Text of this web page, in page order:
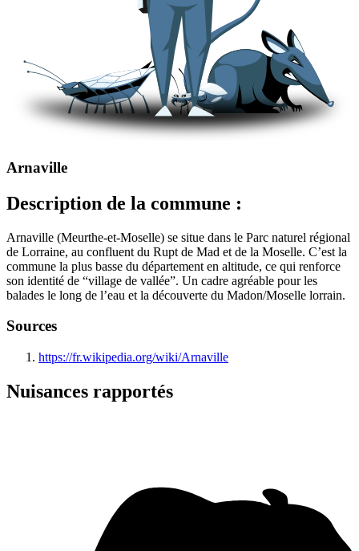
Arnaville
Description de la commune :
Arnaville (Meurthe-et-Moselle) se situe dans le Parc naturel régional
de Lorraine, au confluent du Rupt de Mad et de la Moselle. C’est la
commune la plus basse du département en altitude, ce qui renforce
son identité de “village de vallée”. Un cadre agréable pour les
balades le long de l’eau et la découverte du Madon/Moselle lorrain.
Sources
https://fr.wikipedia.org/wiki/Arnaville
Nuisances rapportés